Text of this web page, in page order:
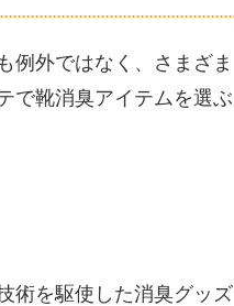
例外ではなく、さまざま
で靴消臭アイテムを選ぶ
術を駆使した消臭グッズ